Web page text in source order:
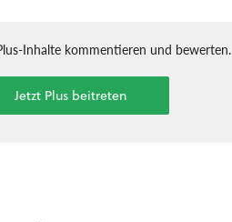
Inhalte kommentieren und bewerten.
Jetzt Plus beitreten